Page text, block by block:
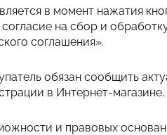
в момент нажатия
на сбор и
соглашения».
обязан сообщить
в Интернет-магазине,
и правовых